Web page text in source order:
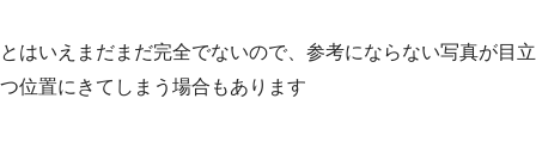
とはいえまだまだ完全でないので、参考にならない写真が目立
つ位置にきてしまう場合もあります